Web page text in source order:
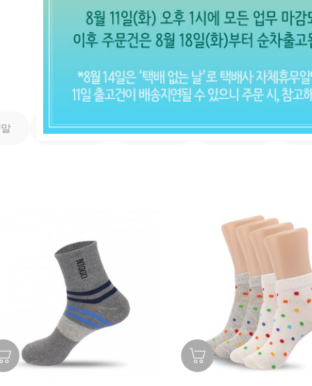
도매품목
도매품목 (전체보기)
아동 양말 여성 양말 남성 양말 스